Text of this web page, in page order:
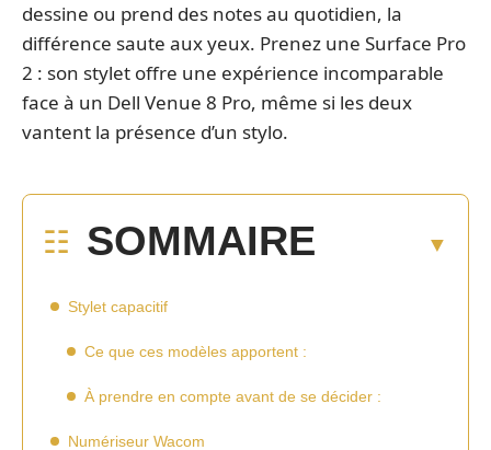
dessine ou prend des notes au quotidien, la
différence saute aux yeux. Prenez une Surface Pro
2 : son stylet offre une expérience incomparable
face à un Dell Venue 8 Pro, même si les deux
vantent la présence d’un stylo.
SOMMAIRE
Stylet capacitif
Ce que ces modèles apportent :
À prendre en compte avant de se décider :
Numériseur Wacom